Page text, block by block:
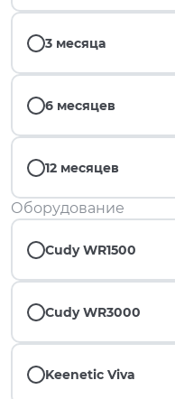
3 месяца
6 месяцев
12 месяцев
Оборудование
Cudy WR1500
Cudy WR3000
Keenetic Viva